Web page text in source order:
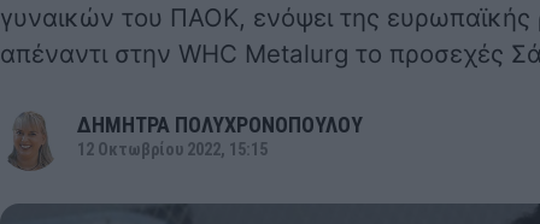
γυναικών του ΠΑΟΚ, ενόψει της ευρωπαϊκής
απέναντι στην WHC Metalurg το προσεχές
ΔΗΜΗΤΡΑ ΠΟΛΥΧΡΟΝΟΠΟΥΛΟΥ
12 Οκτωβρίου 2022, 15:15